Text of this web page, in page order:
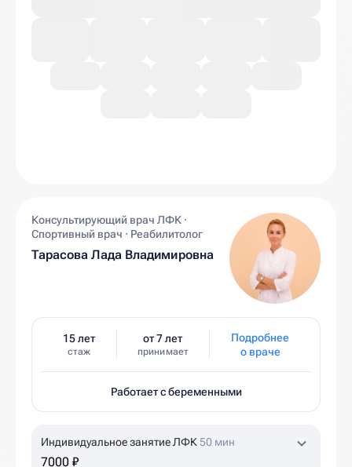
Консультирующий врач ЛФК ·
Спортивный врач · Реабилитолог
Тарасова Лада Владимировна
15 лет
стаж
от 7 лет
принимает
Подробнее
о враче
Работает с беременными
Индивидуальное занятие ЛФК 50 мин
7000 ₽